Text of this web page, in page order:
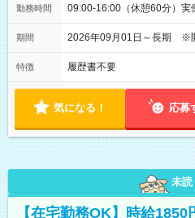
勤務時間 09:00-16:00（休憩60分）実
期間 2026年09月01日～長期 ※
特徴 履歴書不要
気になる！ 応募
未読
【在宅勤務OK】時給